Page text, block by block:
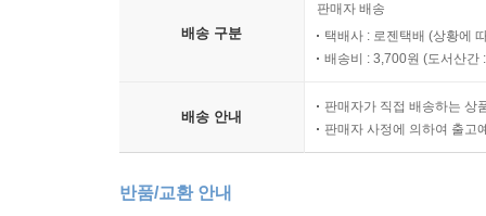
배송 구분
판매자 배송
택배사 : 로젠택배 (상황에
배송비 : 3,700원 (도서산간
배송 안내
판매자가 직접 배송하는 상
판매자 사정에 의하여 출고
반품/교환 안내